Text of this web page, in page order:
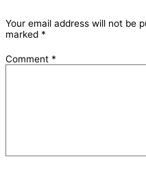
Your email address will not be
marked *
Comment *